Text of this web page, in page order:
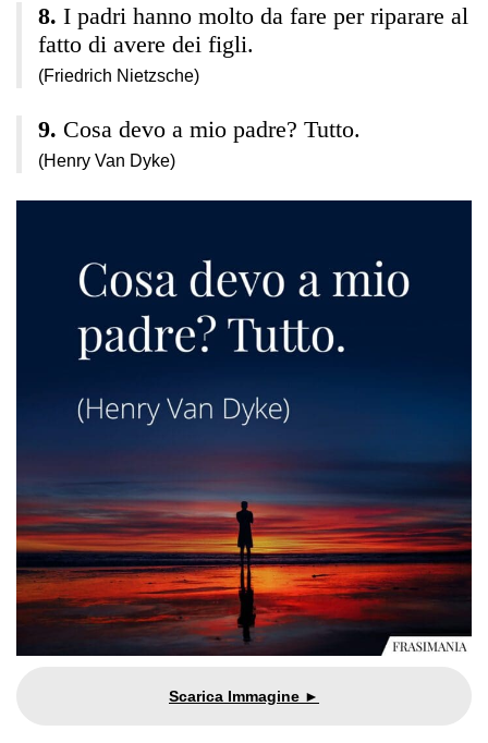
I padri hanno molto da fare per riparare al
fatto di avere dei figli.
(Friedrich Nietzsche)
Cosa devo a mio padre? Tutto.
(Henry Van Dyke)